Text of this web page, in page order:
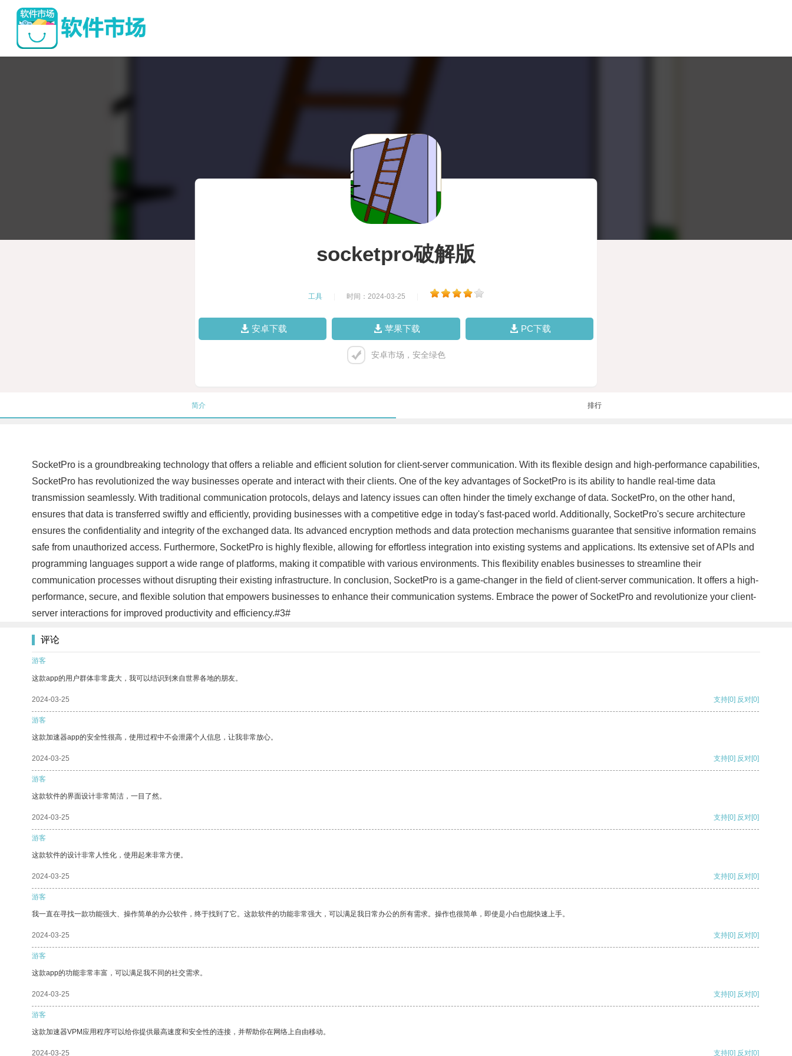
socketpro破解版
工具 时间：2024-03-25
安卓下载 苹果下载 PC下载
安卓市场，安全绿色
简介 排行
SocketPro is a groundbreaking technology that offers a reliable and efficient solution for client-server communication. With its flexible design and high-performance capabilities,
SocketPro has revolutionized the way businesses operate and interact with their clients. One of the key advantages of SocketPro is its ability to handle real-time data
transmission seamlessly. With traditional communication protocols, delays and latency issues can often hinder the timely exchange of data. SocketPro, on the other hand,
ensures that data is transferred swiftly and efficiently, providing businesses with a competitive edge in today's fast-paced world. Additionally, SocketPro's secure architecture
ensures the confidentiality and integrity of the exchanged data. Its advanced encryption methods and data protection mechanisms guarantee that sensitive information remains
safe from unauthorized access. Furthermore, SocketPro is highly flexible, allowing for effortless integration into existing systems and applications. Its extensive set of APIs and
programming languages support a wide range of platforms, making it compatible with various environments. This flexibility enables businesses to streamline their
communication processes without disrupting their existing infrastructure. In conclusion, SocketPro is a game-changer in the field of client-server communication. It offers a high-
performance, secure, and flexible solution that empowers businesses to enhance their communication systems. Embrace the power of SocketPro and revolutionize your client-
server interactions for improved productivity and efficiency.#3#
评论
游客
这款app的用户群体非常庞大，我可以结识到来自世界各地的朋友。
2024-03-25 支持[0] 反对[0]
游客
这款加速器app的安全性很高，使用过程中不会泄露个人信息，让我非常放心。
2024-03-25 支持[0] 反对[0]
游客
这款软件的界面设计非常简洁，一目了然。
2024-03-25 支持[0] 反对[0]
游客
这款软件的设计非常人性化，使用起来非常方便。
2024-03-25 支持[0] 反对[0]
游客
我一直在寻找一款功能强大、操作简单的办公软件，终于找到了它。这款软件的功能非常强大，可以满足我日常办公的所有需求。操作也很简单，即使是小白也能快速上手。
2024-03-25 支持[0] 反对[0]
游客
这款app的功能非常丰富，可以满足我不同的社交需求。
2024-03-25 支持[0] 反对[0]
游客
这款加速器VPM应用程序可以给你提供最高速度和安全性的连接，并帮助你在网络上自由移动。
2024-03-25 支持[0] 反对[0]